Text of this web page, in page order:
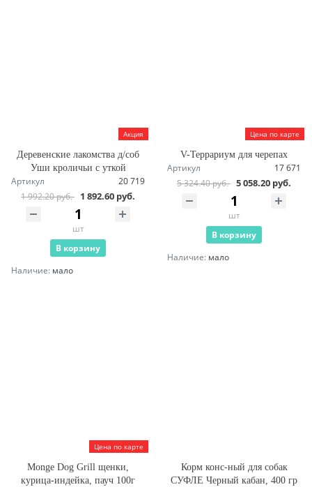
Акция
Деревенские лакомства д/соб
Уши кроличьи с уткой
Артикул
20 719
1 992.20 руб. 1 892.60 руб.
шт
В корзину
Наличие: мало
Цена по карте
V-Террариум для черепах
Артикул
17 671
5 324.40 руб. 5 058.20 руб.
шт
В корзину
Наличие: мало
Цена по карте
Monge Dog Grill щенки,
курица-индейка, пауч 100г
Корм конс-ный для собак
СУФЛЕ Черный кабан, 400 гр